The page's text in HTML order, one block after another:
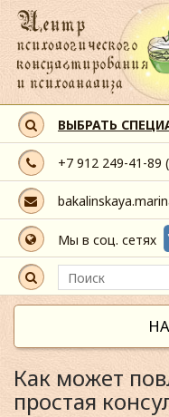
ВЫБРАТЬ
+7 912 249-41-89
Мы в соц. сетях
Как может
простая